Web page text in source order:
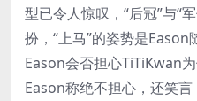
型已令人惊叹，“后冠”与“
扮，“上马”的姿势是
Eason会否担心TiTiKwan
Eason称绝不担心，还笑言